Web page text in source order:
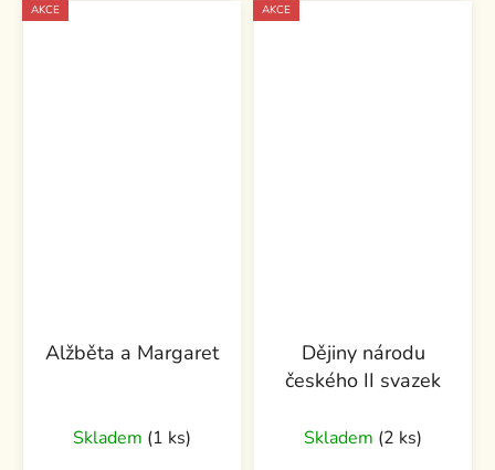
AKCE
Alžběta a Margaret
Skladem (1 ks)
AKCE
Dějiny národu
českého II svazek
Skladem (2 ks)